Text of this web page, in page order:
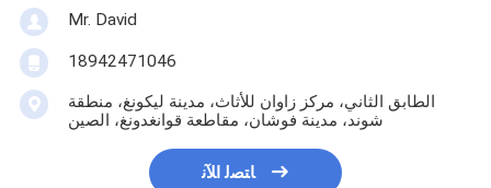
Mr. David
18942471046
الطابق الثاني، مركز زاوان للأثاث، مدينة ليكونغ، منطقة
شوند، مدينة فوشان، مقاطعة قوانغدونغ، الصين
ﺎﺘﺼﻟ ﺍﻶﻧ